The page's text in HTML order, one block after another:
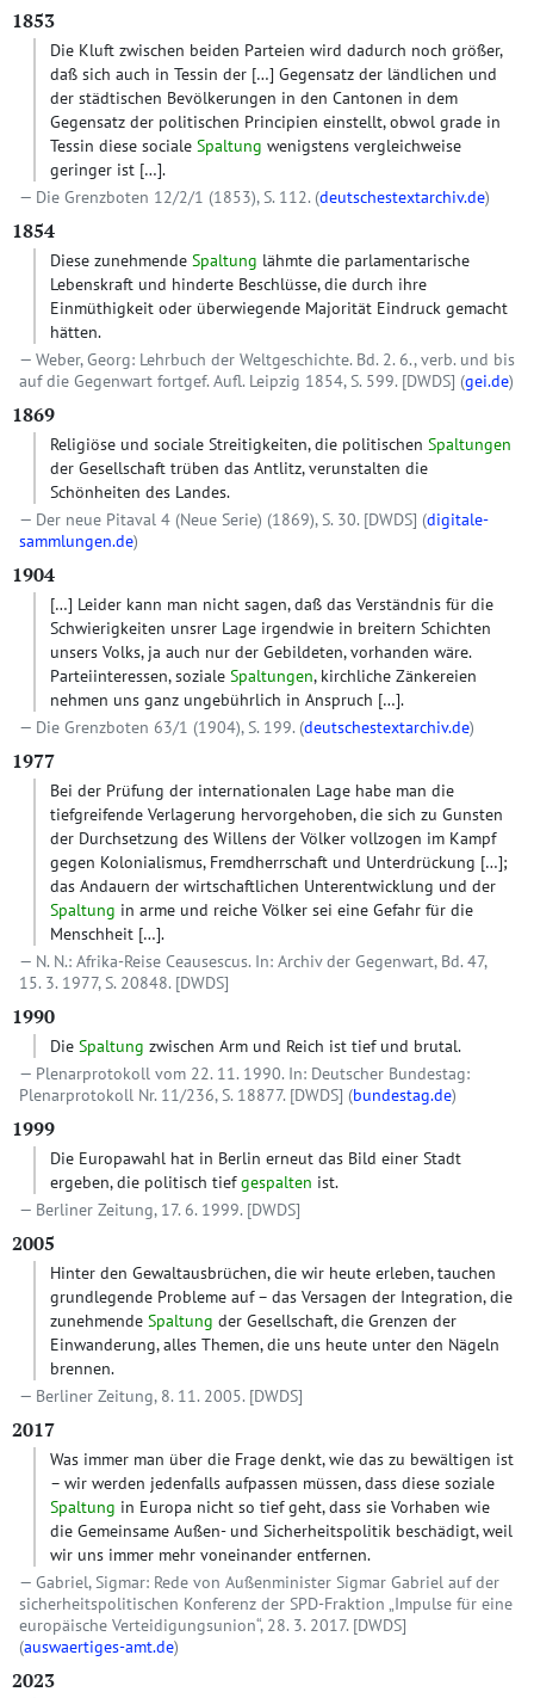
1853
Die Kluft zwischen beiden Parteien wird dadurch noch größer,
daß sich auch in Tessin der […] Gegensatz der ländlichen und
der städtischen Bevölkerungen in den Cantonen in dem
Gegensatz der politischen Principien einstellt, obwol grade in
Tessin diese sociale Spaltung wenigstens vergleichweise
geringer ist […].
Die Grenzboten 12/2/1 (1853), S. 112. (deutschestextarchiv.de)
1854
Diese zunehmende Spaltung lähmte die parlamentarische
Lebenskraft und hinderte Beschlüsse, die durch ihre
Einmüthigkeit oder überwiegende Majorität Eindruck gemacht
hätten.
Weber, Georg: Lehrbuch der Weltgeschichte. Bd. 2. 6., verb. und bis
auf die Gegenwart fortgef. Aufl. Leipzig 1854, S. 599. [DWDS] (gei.de)
1869
Religiöse und sociale Streitigkeiten, die politischen Spaltungen
der Gesellschaft trüben das Antlitz, verunstalten die
Schönheiten des Landes.
Der neue Pitaval 4 (Neue Serie) (1869), S. 30. [DWDS] (digitale-
sammlungen.de)
1904
[…] Leider kann man nicht sagen, daß das Verständnis für die
Schwierigkeiten unsrer Lage irgendwie in breitern Schichten
unsers Volks, ja auch nur der Gebildeten, vorhanden wäre.
Parteiinteressen, soziale Spaltungen, kirchliche Zänkereien
nehmen uns ganz ungebührlich in Anspruch […].
Die Grenzboten 63/1 (1904), S. 199. (deutschestextarchiv.de)
1977
Bei der Prüfung der internationalen Lage habe man die
tiefgreifende Verlagerung hervorgehoben, die sich zu Gunsten
der Durchsetzung des Willens der Völker vollzogen im Kampf
gegen Kolonialismus, Fremdherrschaft und Unterdrückung […];
das Andauern der wirtschaftlichen Unterentwicklung und der
Spaltung in arme und reiche Völker sei eine Gefahr für die
Menschheit […].
N. N.: Afrika-Reise Ceausescus. In: Archiv der Gegenwart, Bd. 47,
15. 3. 1977, S. 20848. [DWDS]
1990
Die Spaltung zwischen Arm und Reich ist tief und brutal.
Plenarprotokoll vom 22. 11. 1990. In: Deutscher Bundestag:
Plenarprotokoll Nr. 11/236, S. 18877. [DWDS] (bundestag.de)
1999
Die Europawahl hat in Berlin erneut das Bild einer Stadt
ergeben, die politisch tiefgespalten ist.
Berliner Zeitung, 17. 6. 1999. [DWDS]
2005
Hinter den Gewaltausbrüchen, die wir heute erleben, tauchen
grundlegende Probleme auf – das Versagen der Integration, die
zunehmende Spaltung der Gesellschaft, die Grenzen der
Einwanderung, alles Themen, die uns heute unter den Nägeln
brennen.
Berliner Zeitung, 8. 11. 2005. [DWDS]
2017
Was immer man über die Frage denkt, wie das zu bewältigen ist
– wir werden jedenfalls aufpassen müssen, dass diese soziale
Spaltung in Europa nicht so tief geht, dass sie Vorhaben wie
die Gemeinsame Außen- und Sicherheitspolitik beschädigt, weil
wir uns immer mehr voneinander entfernen.
Gabriel, Sigmar: Rede von Außenminister Sigmar Gabriel auf der
sicherheitspolitischen Konferenz der SPD-Fraktion „Impulse für eine
europäische Verteidigungsunion“, 28. 3. 2017. [DWDS]
(auswaertiges-amt.de)
2023